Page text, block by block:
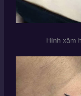
Hình xăm